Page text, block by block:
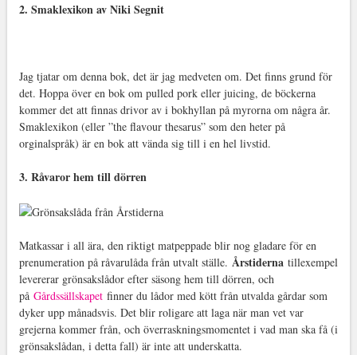
2. Smaklexikon av Niki Segnit
Jag tjatar om denna bok, det är jag medveten om. Det finns grund för
det. Hoppa över en bok om pulled pork eller juicing, de böckerna
kommer det att finnas drivor av i bokhyllan på myrorna om några år.
Smaklexikon (eller ”the flavour thesarus” som den heter på
orginalspråk) är en bok att vända sig till i en hel livstid.
3. Råvaror hem till dörren
Matkassar i all ära, den riktigt matpeppade blir nog gladare för en
prenumeration på råvarulåda från utvalt ställe. Årstidernatillexempel
levererar grönsakslådor efter säsong hem till dörren, och
på Gårdssällskapetfinner du lådor med kött från utvalda gårdar som
dyker upp månadsvis. Det blir roligare att laga när man vet var
grejerna kommer från, och överraskningsmomentet i vad man ska få (i
grönsakslådan, i detta fall) är inte att underskatta.